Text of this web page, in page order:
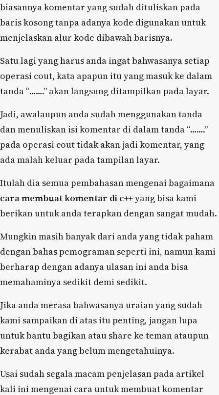
biasannya komentar yang sudah dituliskan pada
baris kosong tanpa adanya kode digunakan untuk
menjelaskan alur kode dibawah barisnya.
Satu lagi yang harus anda ingat bahwasanya setiap
operasi cout, kata apapun itu yang masuk ke dalam
tanda “…….” akan langsung ditampilkan pada layar.
Jadi, awalaupun anda sudah menggunakan tanda
dan menuliskan isi komentar di dalam tanda “…….”
pada operasi cout tidak akan jadi komentar, yang
ada malah keluar pada tampilan layar.
Itulah dia semua pembahasan mengenai bagaimana
cara membuat komentar di c++yang bisa kami
berikan untuk anda terapkan dengan sangat mudah.
Mungkin masih banyak dari anda yang tidak paham
dengan bahas pemograman seperti ini, namun kami
berharap dengan adanya ulasan ini anda bisa
memahaminya sedikit demi sedikit.
Jika anda merasa bahwasanya uraian yang sudah
kami sampaikan di atas itu penting, jangan lupa
untuk bantu bagikan atau share ke teman ataupun
kerabat anda yang belum mengetahuinya.
Usai sudah segala macam penjelasan pada artikel
kali ini mengenai cara untuk membuat komentar